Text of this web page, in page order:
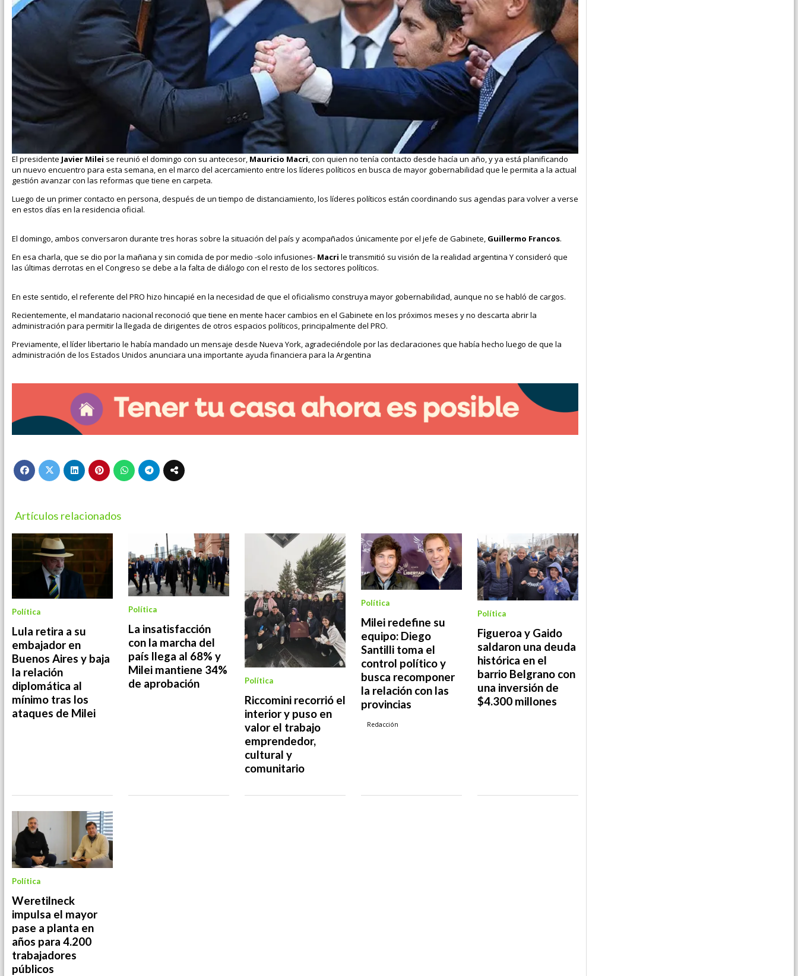
El presidente Javier Milei se reunió el domingo con su antecesor, Mauricio Macri, con quien no tenía contacto desde hacía un año, y ya está planificando
un nuevo encuentro para esta semana, en el marco del acercamiento entre los líderes políticos en busca de mayor gobernabilidad que le permita a la actual
gestión avanzar con las reformas que tiene en carpeta.
Luego de un primer contacto en persona, después de un tiempo de distanciamiento, los líderes políticos están coordinando sus agendas para volver a verse
en estos días en la residencia oficial.
El domingo, ambos conversaron durante tres horas sobre la situación del país y acompañados únicamente por el jefe de Gabinete, Guillermo Francos.
En esa charla, que se dio por la mañana y sin comida de por medio -solo infusiones- Macri le transmitió su visión de la realidad argentina Y consideró que
las últimas derrotas en el Congreso se debe a la falta de diálogo con el resto de los sectores políticos.
En este sentido, el referente del PRO hizo hincapié en la necesidad de que el oficialismo construya mayor gobernabilidad, aunque no se habló de cargos.
Recientemente, el mandatario nacional reconoció que tiene en mente hacer cambios en el Gabinete en los próximos meses y no descarta abrir la
administración para permitir la llegada de dirigentes de otros espacios políticos, principalmente del PRO.
Previamente, el líder libertario le había mandado un mensaje desde Nueva York, agradeciéndole por las declaraciones que había hecho luego de que la
administración de los Estados Unidos anunciara una importante ayuda financiera para la Argentina
Artículos relacionados
Lula retira a su
embajador en
Buenos Aires y baja
la relación
diplomática al
mínimo tras los
ataques de Milei
Política
La insatisfacción
con la marcha del
país llega al 68% y
Milei mantiene 34%
de aprobación
Política
Riccomini recorrió el
interior y puso en
valor el trabajo
emprendedor,
cultural y
comunitario
Política
Milei redefine su
equipo: Diego
Santilli toma el
control político y
busca recomponer
la relación con las
provincias
Redacción
Política
Figueroa y Gaido
saldaron una deuda
histórica en el
barrio Belgrano con
una inversión de
$4.300 millones
Política
Weretilneck
impulsa el mayor
pase a planta en
años para 4.200
trabajadores
públicos
Política